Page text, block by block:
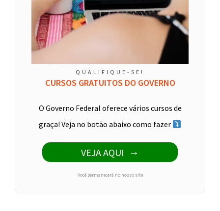
QUALIFIQUE-SE!
CURSOS GRATUITOS DO GOVERNO
O Governo Federal oferece vários cursos de
graça! Veja no botão abaixo como fazer
VEJA AQUI
Você permanecerá no nosso site